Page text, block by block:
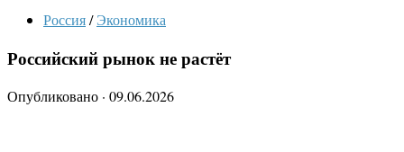
Россия/ Экономика
Российский рынок не растёт
Опубликовано · 09.06.2026